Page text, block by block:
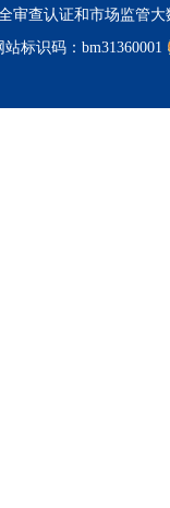
审查认证和市场监管
站标识码：bm31360001